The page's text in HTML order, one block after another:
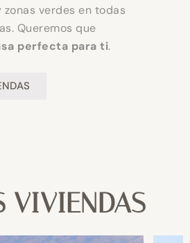
verdes en todas
Queremos que
perfecta para ti.
VIVIENDAS